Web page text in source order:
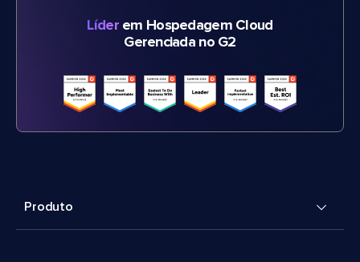
Líderem Hospedagem Cloud
Gerenciada no G2
Produto